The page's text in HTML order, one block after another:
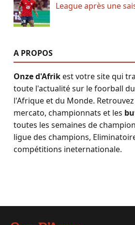
League après une
A PROPOS
Onze d'Afrikest votre site qui
toute l'actualité sur le foorball du
l'Afrique et du Monde.
mercato, championnats et les
toutes les semaines de
ligue des champions,
compétitions ineternationale.